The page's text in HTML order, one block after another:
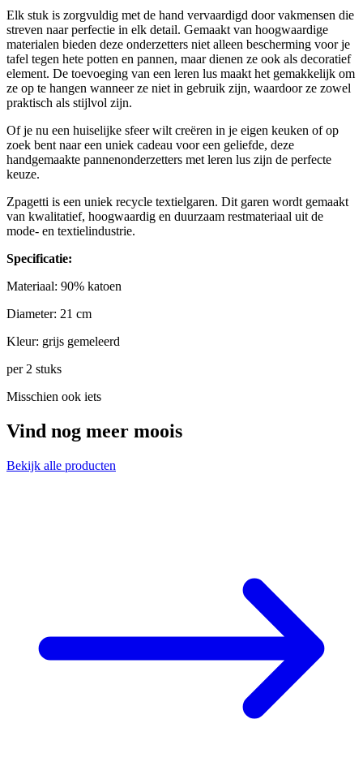
Elk stuk is zorgvuldig met de hand vervaardigd door vakmensen die
streven naar perfectie in elk detail. Gemaakt van hoogwaardige
materialen bieden deze onderzetters niet alleen bescherming voor je
tafel tegen hete potten en pannen, maar dienen ze ook als decoratief
element. De toevoeging van een leren lus maakt het gemakkelijk om
ze op te hangen wanneer ze niet in gebruik zijn, waardoor ze zowel
praktisch als stijlvol zijn.
Of je nu een huiselijke sfeer wilt creëren in je eigen keuken of op
zoek bent naar een uniek cadeau voor een geliefde, deze
handgemaakte pannenonderzetters met leren lus zijn de perfecte
keuze.
Zpagetti is een uniek recycle textielgaren. Dit garen wordt gemaakt
van kwalitatief, hoogwaardig en duurzaam restmateriaal uit de
mode- en textielindustrie.
Specificatie:
Materiaal: 90% katoen
Diameter: 21 cm
Kleur: grijs gemeleerd
per 2 stuks
Misschien ook iets
Vind nog meer moois
Bekijk alle producten